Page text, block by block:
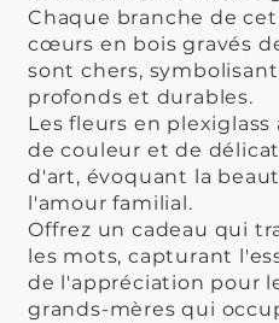
Chaque branche de
cœurs en bois gravés
sont chers,
profonds et durables.
Les fleurs en
de couleur et de
d'art, évoquant la
l'amour familial.
Offrez un cadeau qui
les mots, capturant
de l'appréciation pour
grands-mères qui